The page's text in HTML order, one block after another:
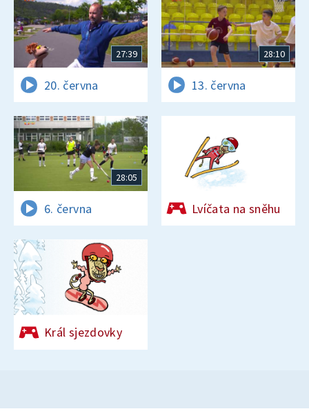
27:39
20. června
28:10
13. června
28:05
6. června Lvíčata na sněhu
Král sjezdovky